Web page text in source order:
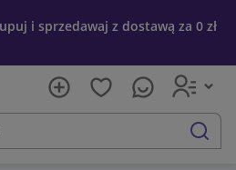
i sprzedawaj z dostawą za 0 zł
szukaj